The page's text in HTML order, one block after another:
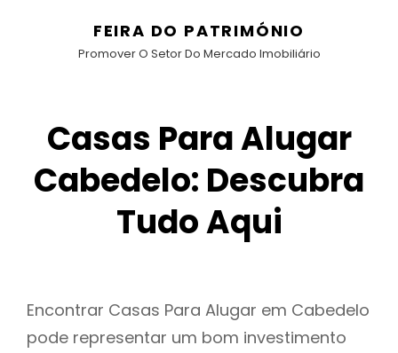
FEIRA DO PATRIMÓNIO
Promover O Setor Do Mercado Imobiliário
Casas Para Alugar
Cabedelo: Descubra
Tudo Aqui
Encontrar Casas Para Alugar em Cabedelo
pode representar um bom investimento